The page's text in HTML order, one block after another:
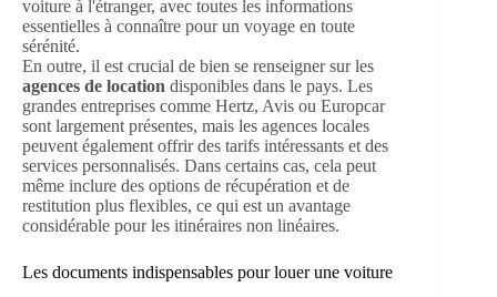
En outre, il est crucial de bien se renseigner sur les
agences de location disponibles dans le pays. Les
grandes entreprises comme Hertz, Avis ou Europcar
sont largement présentes, mais les agences locales
peuvent également offrir des tarifs intéressants et des
services personnalisés. Dans certains cas, cela peut
même inclure des options de récupération et de
restitution plus flexibles, ce qui est un avantage
considérable pour les itinéraires non linéaires.
Les documents indispensables pour louer une voiture